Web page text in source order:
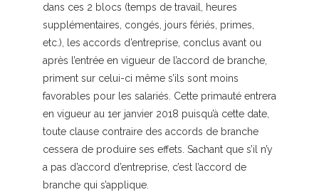
dans ces 2 blocs (temps de travail, heures
supplémentaires, congés, jours fériés, primes,
etc.), les accords d’entreprise, conclus avant ou
après l’entrée en vigueur de l’accord de branche,
priment sur celui-ci même s’ils sont moins
favorables pour les salariés. Cette primauté entrera
en vigueur au 1er janvier 2018 puisqu’à cette date,
toute clause contraire des accords de branche
cessera de produire ses effets. Sachant que s’il n’y
a pas d’accord d’entreprise, c’est l’accord de
branche qui s’applique.